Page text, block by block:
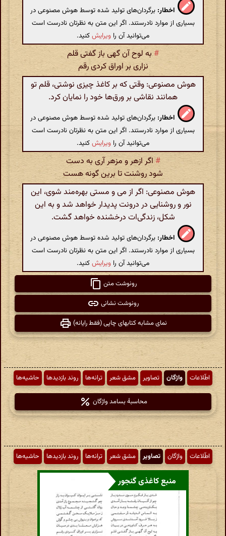
اخطار: برگردان‌های تولید شده توسط هوش مصنوعی در
بسیاری از موارد نادرستند. اگر این متن به نظرتان نادرست است
می‌توانید آن را ویرایشکنید.
#به لوح آن گهی باز گفتی قلم
نزاری بر اوراق کردی رقم
هوش مصنوعی: وقتی که بر کاغذ چیزی نوشتی، قلم تو
همانند نقاشی بر ورق‌ها خود را نمایان کرد.
اخطار: برگردان‌های تولید شده توسط هوش مصنوعی در
بسیاری از موارد نادرستند. اگر این متن به نظرتان نادرست است
می‌توانید آن را ویرایشکنید.
#اگر ازهر و مزهر آری به دست
شود روشنت تا برین گونه هست
هوش مصنوعی: اگر از می و مستی بهره‌مند شوی، این
نور و روشنایی در درونت پدیدار خواهد شد و به این
شکل، زندگی‌ات درخشنده خواهد گشت.
اخطار: برگردان‌های تولید شده توسط هوش مصنوعی در
بسیاری از موارد نادرستند. اگر این متن به نظرتان نادرست است
می‌توانید آن را ویرایشکنید.
رونوشت متن
رونوشت نشانی
نمای مشابه کتابهای چاپی (فقط رایانه)
اطّلاعات واژگان تصاویر مشق شعر ترانه‌ها روند بازدیدها حاشیه‌ها
محاسبهٔ بسامد واژگان
اطّلاعات واژگان تصاویر مشق شعر ترانه‌ها روند بازدیدها حاشیه‌ها
منبع کاغذی گنجور